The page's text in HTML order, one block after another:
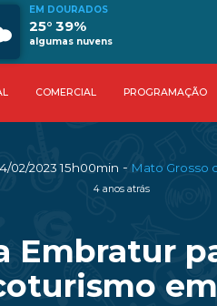
EM DOURADOS
25° 39%
algumas nuvens
COMERCIAL PROGRAMAÇÃO
02/2023 15h00min - Mato Grosso
4 anos atrás
Embratur